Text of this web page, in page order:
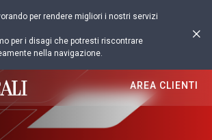
per rendere migliori i nostri servizi
per i disagi che potresti riscontrare
nella navigazione.
AREA CLIENTI